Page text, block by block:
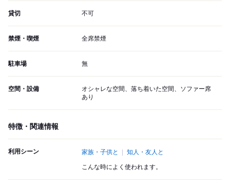
貸切 不可
禁煙・喫煙 全席禁煙
駐車場 無
空間・設備
オシャレな空間、落ち着いた空間、ソファー席
あり
特徴・関連情報
利用シーン 家族・子供と 知人・友人と
こんな時によく使われます。